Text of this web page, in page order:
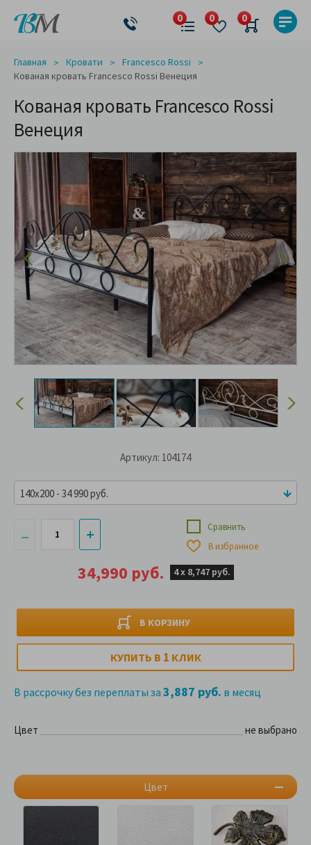
Главная Кровати
Francesco Rossi
Кованая кровать Francesco Rossi Венеция
Кованая кровать Francesco Rossi
Венеция
Артикул: 104174
34,990 руб. 4 х 8,747 руб.
В КОРЗИНУ
Сравнить
В избранное
КУПИТЬ В 1 КЛИК
В рассрочку без переплаты за 3,887 руб. в месяц
140x200 - 34 990 руб.
Цвет не выбрано
Цвет